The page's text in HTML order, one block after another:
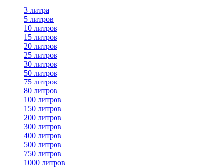
3 литра
5 литров
10 литров
15 литров
20 литров
25 литров
30 литров
50 литров
75 литров
80 литров
100 литров
150 литров
200 литров
300 литров
400 литров
500 литров
750 литров
1000 литров